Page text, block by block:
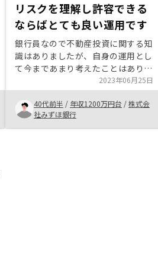
リスクを理解し許容できる
ならばとても良い運用です
銀行員なので不動産投資に関する知
識はありましたが、自身の運用とし
て今まであまり考えたことはありま
せんでした。 初めは不安もありま
したが、担当者との面談を重ねる中
で投資のメリットだけでなく、リス
クに関しても丁寧に説明を受けたこ
とが決めてとなりました。
2023年06月25日
40代前半 / 年収1200万円台 /株式会
社みずほ銀行